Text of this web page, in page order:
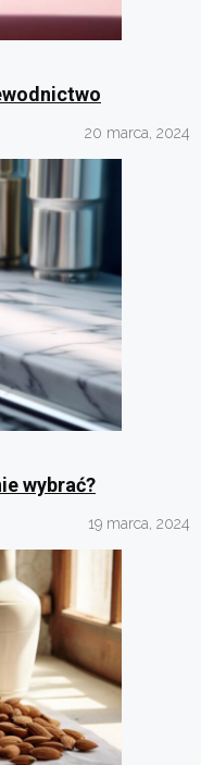
20 marca, 2024
wybrać?
19 marca, 2024